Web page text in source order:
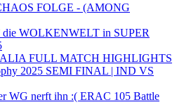
FOLGE - (AMONG
WOLKENWELT in SUPER
FULL MATCH HIGHLIGHTS
2025 SEMI FINAL | IND VS
WG nerft ihn :( ERAC 105 Battle